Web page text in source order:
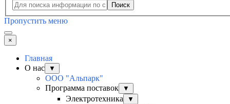
Поиск
Пропустить меню
×
Главная
О нас
▼
ООО "Альпарк"
Программа поставок
▼
Электротехника ▼